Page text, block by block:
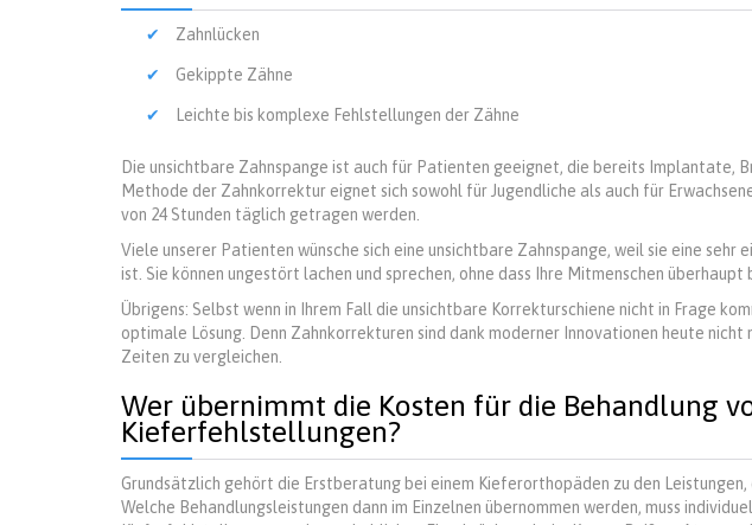
Zahnlücken
Gekippte Zähne
Leichte bis komplexe Fehlstellungen der Zähne
Die unsichtbare Zahnspange ist auch für Patienten geeignet, die bereits Implantate,
Methode der Zahnkorrektur eignet sich sowohl für Jugendliche als auch für
von 24 Stunden täglich getragen werden.
Viele unserer Patienten wünsche sich eine unsichtbare Zahnspange, weil sie eine
ist. Sie können ungestört lachen und sprechen, ohne dass Ihre Mitmenschen überhaupt
Übrigens: Selbst wenn in Ihrem Fall die unsichtbare Korrekturschiene nicht in Frage
optimale Lösung. Denn Zahnkorrekturen sind dank moderner Innovationen heute
Zeiten zu vergleichen.
Wer übernimmt die Kosten für die Behandlung
Kieferfehlstellungen?
Grundsätzlich gehört die Erstberatung bei einem Kieferorthopäden zu den Leistungen,
Welche Behandlungsleistungen dann im Einzelnen übernommen werden, muss